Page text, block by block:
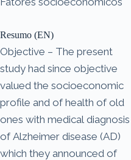
Resumo (EN)
Objective – The present
study had since objective
valued the socioeconomic
profile and of health of old
ones with medical diagnosis
of Alzheimer disease (AD)
which they announced of